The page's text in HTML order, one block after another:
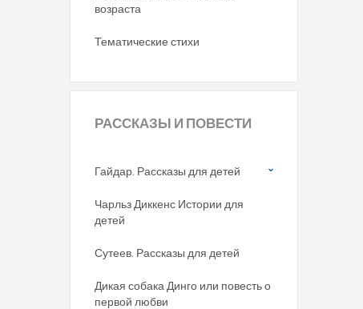
возраста
Тематические стихи
РАССКАЗЫ И ПОВЕСТИ
Гайдар. Рассказы для детей
Чарльз Диккенс Истории для
детей
Сутеев. Рассказы для детей
Дикая собака Динго или повесть о
первой любви